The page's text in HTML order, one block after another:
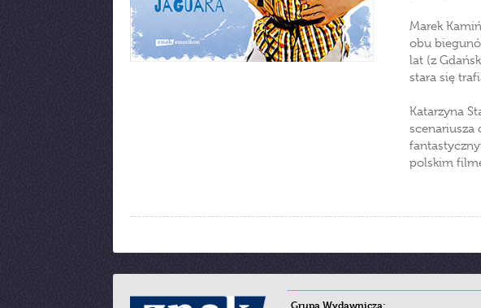
Marek
obu
lat (z
stara się
Katarzyna
scenariusza
polskim
Grupa Wydawnicza: